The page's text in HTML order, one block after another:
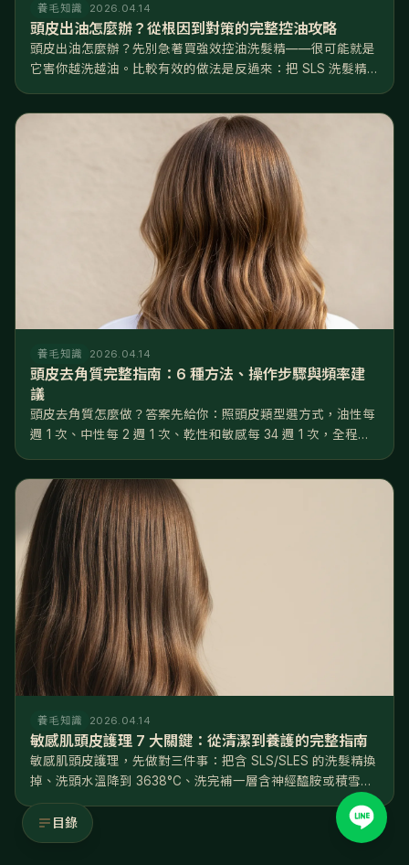
目錄
養毛知識 2026.04.14
頭皮出油怎麼辦？從根因到對策的完整控油攻略
頭皮出油怎麼辦？先別急著買強效控油洗髮精——很可能就是
它害你越洗越油。比較有效的做法是反過來：把 SLS 洗髮精
養毛知識 2026.04.14
頭皮去角質完整指南：6 種方法、操作步驟與頻率建
議
頭皮去角質怎麼做？答案先給你：照頭皮類型選方式，油性每
週 1 次、中性每 2 週 1 次、乾性和敏感每 34 週 1 次，全程用
養毛知識 2026.04.14
敏感肌頭皮護理 7 大關鍵：從清潔到養護的完整指南
敏感肌頭皮護理，先做對三件事：把含 SLS/SLES 的洗髮精換
掉、洗頭水溫降到 3638°C、洗完補一層含神經醯胺或積雪草
的修護精華。方向只有一個——修復屏障，不是深層清潔。照
著做，多數人 46 週能看到穩定改善。 頭皮會敏感，往往不是
天...